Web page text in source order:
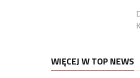
WIĘCEJ W TOP NEWS